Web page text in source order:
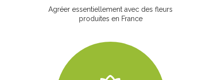
Agréer essentiellement avec des fleurs
produites en France